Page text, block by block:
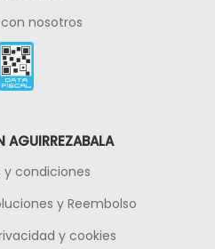
nosotros
AGUIRREZABALA
y condiciones
y Reembolso
y cookies